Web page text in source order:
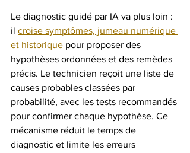
Le diagnostic guidé par IA va plus loin :
il croise symptômes, jumeau numérique
et historique pour proposer des
hypothèses ordonnées et des remèdes
précis. Le technicien reçoit une liste de
causes probables classées par
probabilité, avec les tests recommandés
pour confirmer chaque hypothèse. Ce
mécanisme réduit le temps de
diagnostic et limite les erreurs